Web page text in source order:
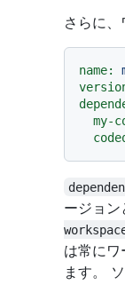
さらに
name:
my-
ージョン
は常に
ます。